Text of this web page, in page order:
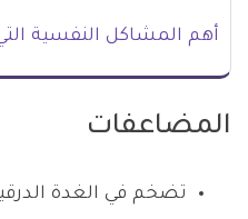
أهم المشاكل النفسية
المضاعفات
تضخم في الغدة